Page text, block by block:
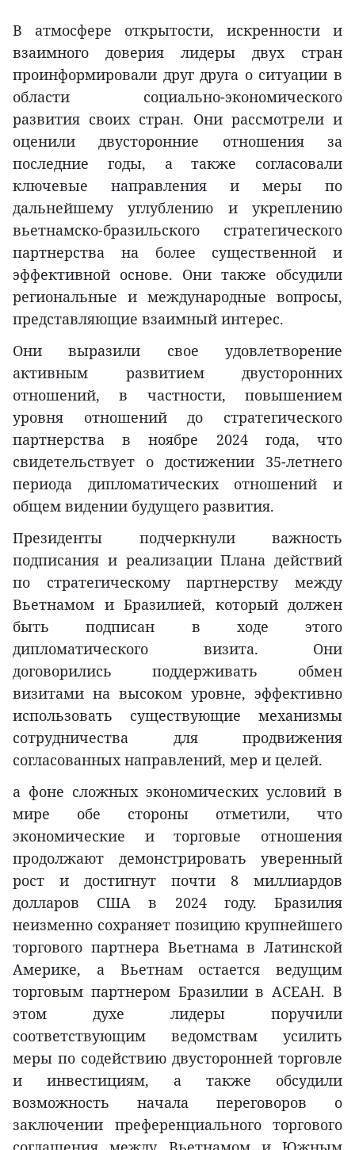
В атмосфере открытости, искренности и
взаимного доверия лидеры двух стран
проинформировали друг друга о ситуации в
области социально-экономического
развития своих стран. Они рассмотрели и
оценили двусторонние отношения за
последние годы, а также согласовали
ключевые направления и меры по
дальнейшему углублению и укреплению
вьетнамско-бразильского стратегического
партнерства на более существенной и
эффективной основе. Они также обсудили
региональные и международные вопросы,
представляющие взаимный интерес.
Они выразили свое удовлетворение
активным развитием двусторонних
отношений, в частности, повышением
уровня отношений до стратегического
партнерства в ноябре 2024 года, что
свидетельствует о достижении 35-летнего
периода дипломатических отношений и
общем видении будущего развития.
Президенты подчеркнули важность
подписания и реализации Плана действий
по стратегическому партнерству между
Вьетнамом и Бразилией, который должен
быть подписан в ходе этого
дипломатического визита. Они
договорились поддерживать обмен
визитами на высоком уровне, эффективно
использовать существующие механизмы
сотрудничества для продвижения
согласованных направлений, мер и целей.
а фоне сложных экономических условий в
мире обе стороны отметили, что
экономические и торговые отношения
продолжают демонстрировать уверенный
рост и достигнут почти 8 миллиардов
долларов США в 2024 году. Бразилия
неизменно сохраняет позицию крупнейшего
торгового партнера Вьетнама в Латинской
Америке, а Вьетнам остается ведущим
торговым партнером Бразилии в АСЕАН. В
этом духе лидеры поручили
соответствующим ведомствам усилить
меры по содействию двусторонней торговле
и инвестициям, а также обсудили
возможность начала переговоров о
заключении преференциального торгового